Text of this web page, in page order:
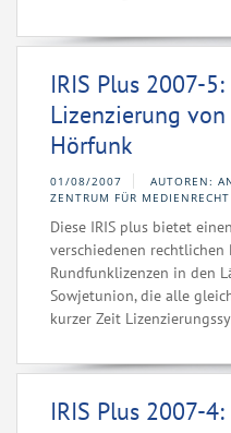
IRIS Plus 2007-
Lizenzierung
Hörfunk
01/08/2007
AUTOREN:
ZENTRUM FÜR
Diese IRIS plus bietet
verschiedenen rechtlichen
Rundfunklizenzen in den
Sowjetunion, die alle
kurzer Zeit
IRIS Plus 2007-